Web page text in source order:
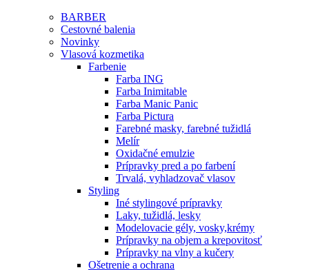
BARBER
Cestovné balenia
Novinky
Vlasová kozmetika
Farbenie
Farba ING
Farba Inimitable
Farba Manic Panic
Farba Pictura
Farebné masky, farebné tužidlá
Melír
Oxidačné emulzie
Prípravky pred a po farbení
Trvalá, vyhladzovač vlasov
Styling
Iné stylingové prípravky
Laky, tužidlá, lesky
Modelovacie gély, vosky,krémy
Prípravky na objem a krepovitosť
Prípravky na vlny a kučery
Ošetrenie a ochrana